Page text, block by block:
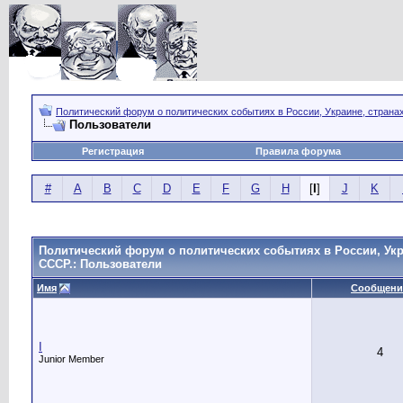
Политический форум о политических событиях в России, Украине,
Пользователи
Регистрация Правила форума
# A B C D E F G H [ ] J K
Политический форум о политических событиях в России,
СССР.: Пользователи
Имя
Junior Member 4